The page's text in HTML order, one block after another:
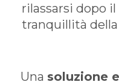
rilassarsi dopo
tranquillità della
Una soluzione